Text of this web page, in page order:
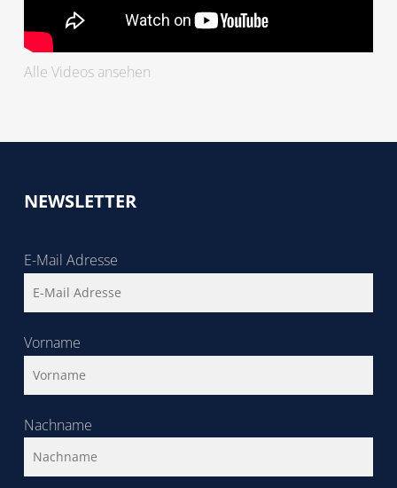
Alle Videos ansehen
NEWSLETTER
E-Mail Adresse
Vorname
Nachname